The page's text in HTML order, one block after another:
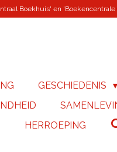
Boekhuis' en
GESCHIEDENIS
HERROEPING